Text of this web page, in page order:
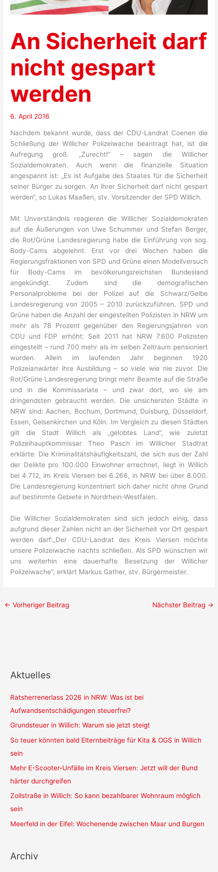
An Sicherheit darf
nicht gespart
werden
6. April 2016
Nachdem bekannt wurde, dass der CDU-Landrat Coenen die
Schließung der Willicher Polizeiwache beantragt hat, ist die
Aufregung groß. „Zurecht!“ – sagen die Willicher
Sozialdemokraten. Auch wenn die finanzielle Situation
angespannt ist: „Es ist Aufgabe des Staates für die Sicherheit
seiner Bürger zu sorgen. An ihrer Sicherheit darf nicht gespart
werden“, so Lukas Maaßen, stv. Vorsitzender der SPD Willich.
Mit Unverständnis reagieren die Willicher Sozialdemokraten
auf die Äußerungen von Uwe Schummer und Stefan Berger,
die Rot/Grüne Landesregierung habe die Einführung von sog.
Body-Cams abgelehnt. Erst vor drei Wochen haben die
Regierungsfraktionen von SPD und Grüne einen Modellversuch
für Body-Cams im bevölkerungsreichsten Bundesland
angekündigt. Zudem sind die demografischen
Personalprobleme bei der Polizei auf die Schwarz/Gelbe
Landesregierung von 2005 – 2010 zurückzuführen. SPD und
Grüne haben die Anzahl der eingestellten Polizisten in NRW um
mehr als 78 Prozent gegenüber den Regierungsjahren von
CDU und FDP erhöht: Seit 2011 hat NRW 7.600 Polizisten
eingestellt – rund 700 mehr als im selben Zeitraum pensioniert
wurden. Allein im laufenden Jahr beginnen 1920
Polizeianwärter ihre Ausbildung – so viele wie nie zuvor. Die
Rot/Grüne Landesregierung bringt mehr Beamte auf die Straße
und in die Kommissariate – und zwar dort, wo sie am
dringendsten gebraucht werden. Die unsichersten Städte in
NRW sind: Aachen, Bochum, Dortmund, Duisburg, Düsseldorf,
Essen, Gelsenkirchen und Köln. Im Vergleich zu diesen Städten
gilt die Stadt Willich als „gelobtes Land“, wie zuletzt
Polizeihauptkommissar Theo Pasch im Willicher Stadtrat
erklärte: Die Kriminalitätshäufigkeitszahl, die sich aus der Zahl
der Delikte pro 100.000 Einwohner errechnet, liegt in Willich
bei 4.712, im Kreis Viersen bei 6.266, in NRW bei über 8.000.
Die Landesregierung konzentriert sich daher nicht ohne Grund
auf bestimmte Gebiete in Nordrhein-Westfalen.
Die Willicher Sozialdemokraten sind sich jedoch einig, dass
aufgrund dieser Zahlen nicht an der Sicherheit vor Ort gespart
werden darf:„Der CDU-Landrat des Kreis Viersen möchte
unsere Polizeiwache nachts schließen. Als SPD wünschen wir
uns weiterhin eine dauerhafte Besetzung der Willicher
Polizeiwache“, erklärt Markus Gather, stv. Bürgermeister.
← Vorheriger Beitrag Nächster Beitrag →
Aktuelles
Ratsherrenerlass 2026 in NRW: Was ist bei
Aufwandsentschädigungen steuerfrei?
Grundsteuer in Willich: Warum sie jetzt steigt
So teuer könnten bald Elternbeiträge für Kita & OGS in Willich
sein
Mehr E-Scooter-Unfälle im Kreis Viersen: Jetzt will der Bund
härter durchgreifen
Zollstraße in Willich: So kann bezahlbarer Wohnraum möglich
sein
Meerfeld in der Eifel: Wochenende zwischen Maar und Burgen
Archiv